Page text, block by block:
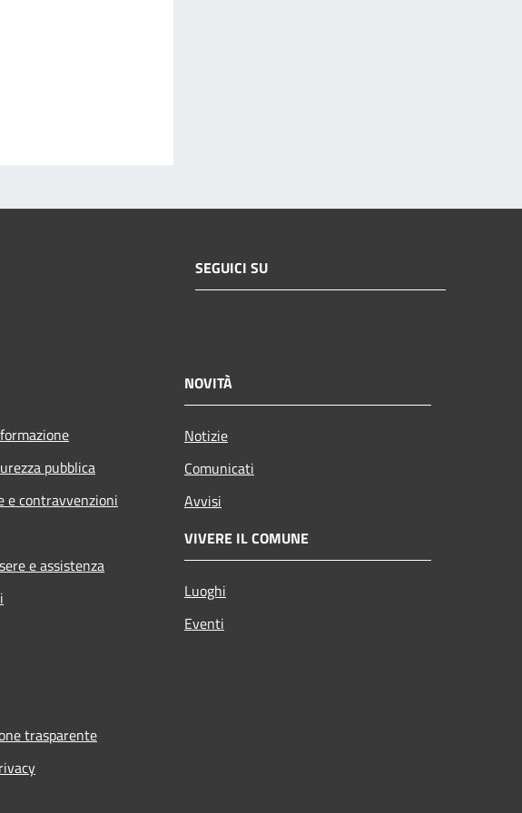
SEGUICI SU
pubblica
e contravvenzioni
e assistenza
NOVITÀ
Notizie
Comunicati
Avvisi
VIVERE IL COMUNE
Luoghi
Eventi
trasparente